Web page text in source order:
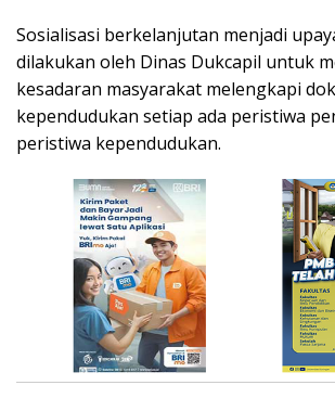
Sosialisasi berkelanjutan menjadi
dilakukan oleh Dinas Dukcapil untuk
kesadaran masyarakat melengkapi
kependudukan setiap ada peristiwa
peristiwa kependudukan.